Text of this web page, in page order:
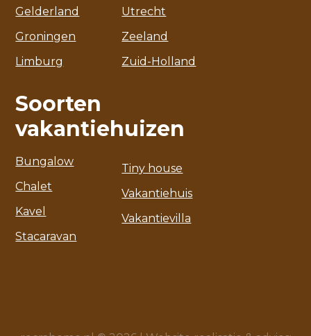
Gelderland
Groningen
Limburg
Utrecht
Zeeland
Zuid-Holland
Soorten
vakantiehuizen
Bungalow
Chalet
Kavel
Stacaravan
Tiny house
Vakantiehuis
Vakantievilla